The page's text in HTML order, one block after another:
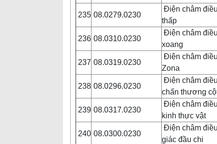
235 08.0279.0230
Điện châm
thấp
236 08.0310.0230
Điện châm
xoang
237 08.0319.0230
Điện châm
Zona
238 08.0296.0230
Điện châm
chấn thương
239 08.0317.0230
Điện châm
kinh thực vật
240 08.0300.0230
Điện châm
giác đầu chi